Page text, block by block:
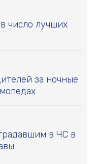
число лучших
за ночные
в ЧС в